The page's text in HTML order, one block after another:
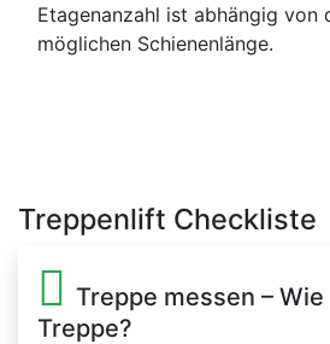
Etagenanzahl ist abhängig von
möglichen Schienenlänge.
Treppenlift Checkliste
Treppe messen –
Treppe?